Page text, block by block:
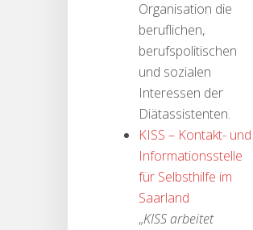
Organisation die
beruflichen,
berufspolitischen
und sozialen
Interessen der
Diätassistenten.
KISS – Kontakt- und
Informationsstelle
für Selbsthilfe im
Saarland
„KISS arbeitet